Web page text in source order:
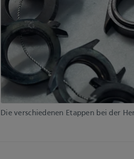
Die verschiedenen Etappen bei der